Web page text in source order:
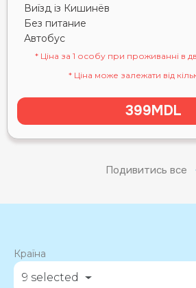
Виїзд із Кишинёв
Без питание
Автобус
* Ціна за 1 особу при проживанні в
* Ціна може залежати від
399MDL
Подивитись все
Країна
9 selected